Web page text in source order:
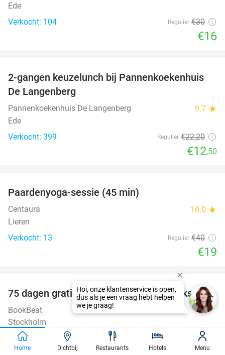
Ede
Verkocht: 104
Regulier €30
€16
44%
2-gangen keuzelunch bij Pannenkoekenhuis
De Langenberg
Pannenkoekenhuis De Langenberg 9.7 star
Ede
Verkocht: 399
Regulier €22,20
€12,50
Paardenyoga-sessie (45 min)
Centaura 10.0 star
Lieren
Verkocht: 13
Regulier €40
€19
100%
75 dagen gratis luisterboeken en e-books
BookBeat
Stockholm
Verkocht: 39.317
Regulier ,47
Home Dichtbij Restaurants Hotels Menu